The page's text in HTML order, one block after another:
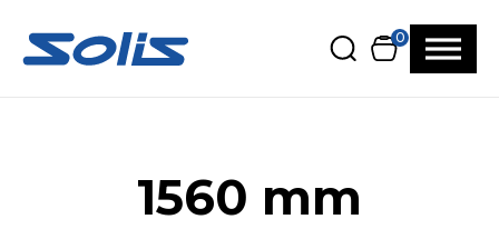
0
1560 mm